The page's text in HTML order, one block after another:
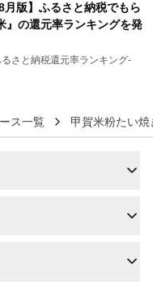
月版】ふるさと納税でもら
』の還元率ランキングを発
さと納税還元率ランキング-
ス一覧 甲賀米粉たい焼